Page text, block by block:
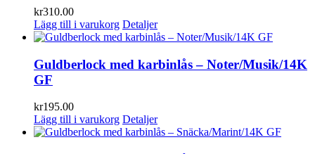
kr310.00
Lägg till i varukorg Detaljer
Guldberlock med karbinlås – Noter/Musik/14K
GF
kr195.00
Lägg till i varukorg Detaljer